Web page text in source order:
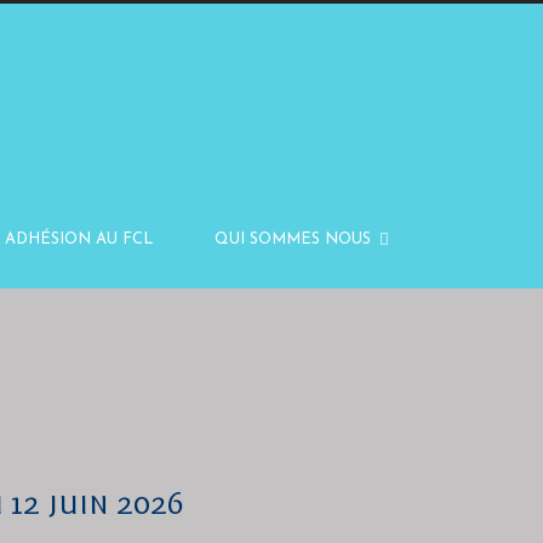
ADHÉSION AU FCL QUI SOMMES NOUS
juin 2026